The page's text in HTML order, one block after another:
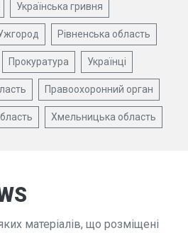
Українська гривня
Рівненська область
Прокуратура Українці
Правоохоронний орган
Хмельницька область
матеріалів, що розміщені